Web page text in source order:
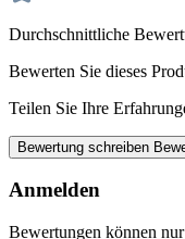
Durchschnittliche
Bewerten Sie dieses
Teilen Sie Ihre
Bewertung schreiben
Anmelden
Bewertungen können